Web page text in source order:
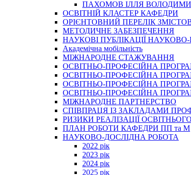
ПАХОМОВ ІЛЛЯ
ОСВІТНІЙ КЛАСТЕР КАФЕДРИ
ОРІЄНТОВНИЙ ПЕРЕЛІК
МЕТОДИЧНЕ ЗАБЕЗПЕЧЕННЯ
НАУКОВІ ПУБЛІКАЦІЇ
Академічна мобільність
МІЖНАРОДНЕ СТАЖУВАННЯ
ОСВІТНЬО-ПРОФЕСІЙНА
ОСВІТНЬО-ПРОФЕСІЙНА
ОСВІТНЬО-ПРОФЕСІЙНА
ОСВІТНЬО-ПРОФЕСІЙНА
МІЖНАРОДНЕ ПАРТНЕРСТВО
СПІВПРАЦЯ ІЗ ЗАКЛАДАМИ
РИЗИКИ РЕАЛІЗАЦІЇ
ПЛАН РОБОТИ КАФЕДРИ ПП та М
НАУКОВО-ДОСЛІДНА РОБОТА
2022 рік
2023 рік
2024 рік
2025 рік